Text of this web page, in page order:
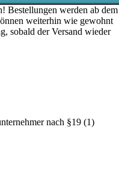
Bestellungen werden ab dem
weiterhin wie gewohnt
sobald der Versand wieder
nach §19 (1)